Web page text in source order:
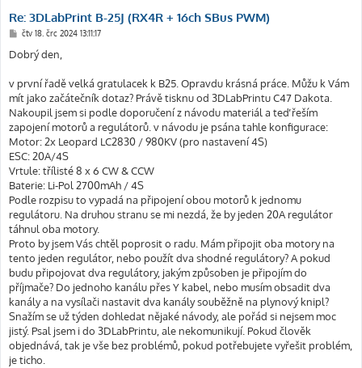
Re: 3DLabPrint B-25J (RX4R + 16ch SBus PWM)
P
í
ě
v
e
k
čtv 18. črc 2024 13:11:17
Dobrý den,
v první řadě velká gratulacek k B25. Opravdu krásná práce. Můžu k Vám
mít jako začátečník dotaz? Právě tisknu od 3DLabPrintu C47 Dakota.
Nakoupil jsem si podle doporučení z návodu materiál a teď řeším
zapojení motorů a regulátorů. v návodu je psána tahle konfigurace:
Motor: 2x Leopard LC2830 / 980KV (pro nastavení 4S)
ESC: 20A/4S
Vrtule: třílisté 8 x 6 CW & CCW
Baterie: Li-Pol 2700mAh / 4S
Podle rozpisu to vypadá na připojení obou motorů k jednomu
regulátoru. Na druhou stranu se mi nezdá, že by jeden 20A regulátor
táhnul oba motory.
Proto by jsem Vás chtěl poprosit o radu. Mám připojit oba motory na
tento jeden regulátor, nebo použít dva shodné regulátory? A pokud
budu připojovat dva regulátory, jakým způsoben je připojím do
příjmače? Do jednoho kanálu přes Y kabel, nebo musím obsadit dva
kanály a na vysílači nastavit dva kanály souběžně na plynový knipl?
Snažím se už týden dohledat nějaké návody, ale pořád si nejsem moc
jistý. Psal jsem i do 3DLabPrintu, ale nekomunikují. Pokud člověk
objednává, tak je vše bez problémů, pokud potřebujete vyřešit problém,
je ticho.